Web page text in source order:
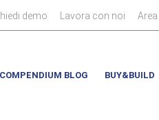
demo Lavora con noi
COMPENDIUM BLOG BUY&BUILD